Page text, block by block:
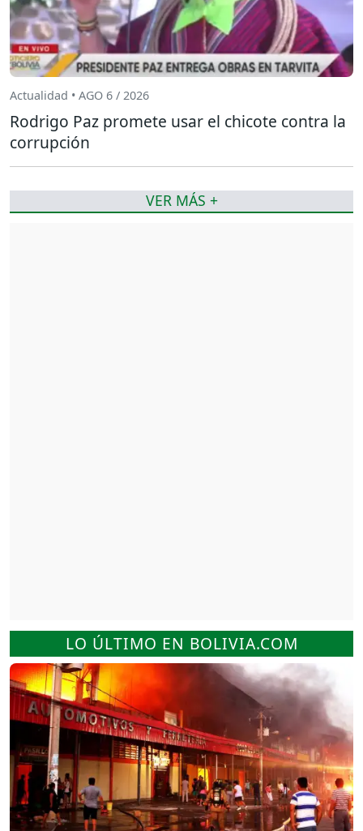
LO ÚLTIMO EN BOLIVIA.COM
Actualidad • AGO 6 / 2026
Rodrigo Paz promete usar el chicote contra la
corrupción
VER MÁS +